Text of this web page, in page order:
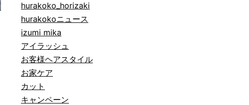
hurakoko_horizaki
hurakokoニュース
izumi mika
アイラッシュ
お客様ヘアスタイル
お家ケア
カット
キャンペーン